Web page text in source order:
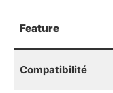
Feature
Compatibilité